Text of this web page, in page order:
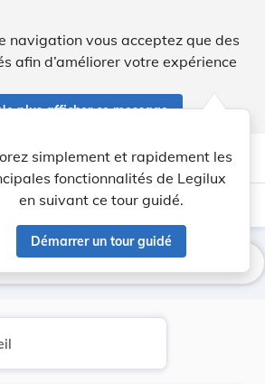
navigation vous acceptez que des
afin d’améliorer votre expérience
plus afficher ce message
account_circle help Aide
simplement et rapidement les
fonctionnalités de Legilux
en suivant ce tour guidé.
Démarrer un tour guidé
light_mode dark_mode